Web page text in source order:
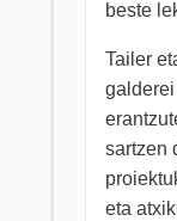
beste
Tailer
sartzen
eta